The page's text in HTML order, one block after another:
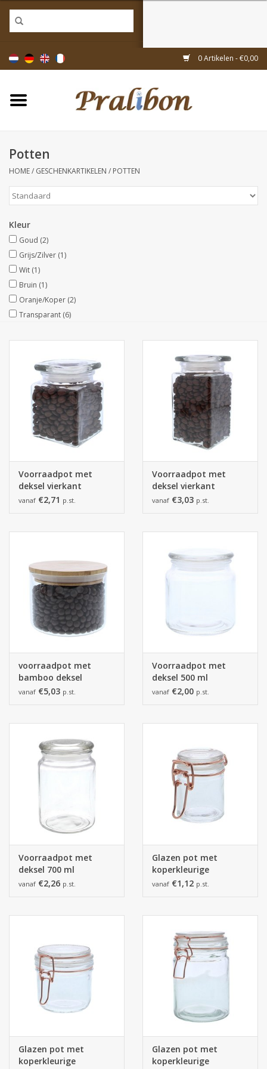
0 Artikelen - €0,00
Home
Doosjes
Linten & decoratie
Geschenkartikelen
Inpakmaterialen
Thema's
Collecties
Potten
HOME/ GESCHENKARTIKELEN / POTTEN
Kleur
Goud (2)
Grijs/Zilver (1)
Wit (1)
Bruin (1)
Oranje/Koper (2)
Transparant (6)
Voorraadpot met
deksel vierkant
vanaf €2,71 p.st.
Voorraadpot met
deksel vierkant
vanaf €3,03 p.st.
voorraadpot met
bamboo deksel
vanaf €5,03 p.st.
Voorraadpot met
deksel 500 ml
vanaf €2,00 p.st.
Voorraadpot met
deksel 700 ml
vanaf €2,26 p.st.
Glazen pot met
koperkleurige
ijzersluiting mini
vanaf €1,12 p.st.
Glazen pot met
koperkleurige
Glazen pot met
koperkleurige